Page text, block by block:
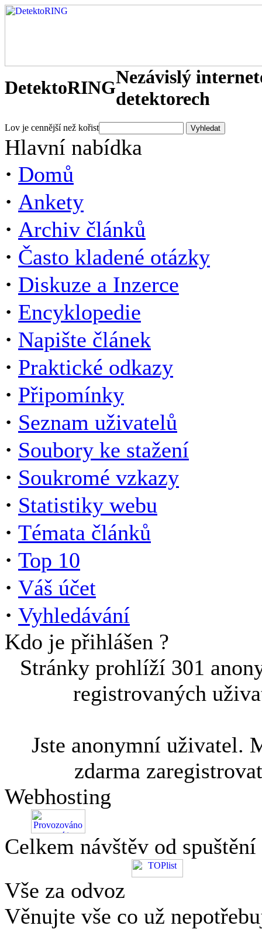
DetektoRINGNezávislý
detektorech
Lov je cennější než kořist
Hlavní nabídka
· Domů
· Ankety
· Archiv článků
· Často kladené otázky
· Diskuze a Inzerce
· Encyklopedie
· Napište článek
· Praktické odkazy
· Připomínky
· Seznam uživatelů
· Soubory ke stažení
· Soukromé vzkazy
· Statistiky webu
· Témata článků
· Top 10
· Váš účet
· Vyhledávání
Kdo je přihlášen ?
Stránky prohlíží 301
registrovaných
Jste anonymní uživatel.
zdarma
Webhosting
Celkem návštěv od
Vše za odvoz
Věnujte vše co už